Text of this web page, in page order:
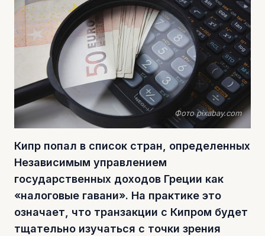
Фото pixabay.com
Кипр попал в список стран, определенных
Независимым управлением
государственных доходов Греции как
«налоговые гавани». На практике это
означает, что транзакции с Кипром будет
тщательно изучаться с точки зрения